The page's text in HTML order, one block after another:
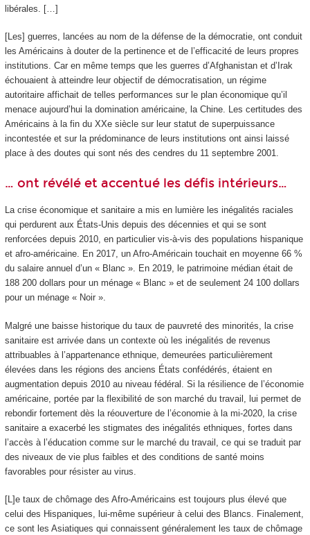
libérales. […]
[Les] guerres, lancées au nom de la défense de la démocratie, ont conduit
les Américains à douter de la pertinence et de l’efficacité de leurs propres
institutions. Car en même temps que les guerres d’Afghanistan et d’Irak
échouaient à atteindre leur objectif de démocratisation, un régime
autoritaire affichait de telles performances sur le plan économique qu’il
menace aujourd’hui la domination américaine, la Chine. Les certitudes des
Américains à la fin du XXesiècle sur leur statut de superpuissance
incontestée et sur la prédominance de leurs institutions ont ainsi laissé
place à des doutes qui sont nés des cendres du 11 septembre 2001.
… ont révélé et accentué les défis intérieurs…
La crise économique et sanitaire a mis en lumière les inégalités raciales
qui perdurent aux États-Unis depuis des décennies et qui se sont
renforcées depuis 2010, en particulier vis-à‑vis des populations hispanique
et afro-américaine. En 2017, un Afro-Américain touchait en moyenne 66 %
du salaire annuel d’un « Blanc ». En 2019, le patrimoine médian était de
188 200 dollars pour un ménage « Blanc » et de seulement 24 100 dollars
pour un ménage « Noir ».
Malgré une baisse historique du taux de pauvreté des minorités, la crise
sanitaire est arrivée dans un contexte où les inégalités de revenus
attribuables à l’appartenance ethnique, demeurées particulièrement
élevées dans les régions des anciens États confédérés, étaient en
augmentation depuis 2010 au niveau fédéral. Si la résilience de l’économie
américaine, portée par la flexibilité de son marché du travail, lui permet de
rebondir fortement dès la réouverture de l’économie à la mi-2020, la crise
sanitaire a exacerbé les stigmates des inégalités ethniques, fortes dans
l’accès à l’éducation comme sur le marché du travail, ce qui se traduit par
des niveaux de vie plus faibles et des conditions de santé moins
favorables pour résister au virus.
[L]e taux de chômage des Afro-Américains est toujours plus élevé que
celui des Hispaniques, lui-même supérieur à celui des Blancs. Finalement,
ce sont les Asiatiques qui connaissent généralement les taux de chômage